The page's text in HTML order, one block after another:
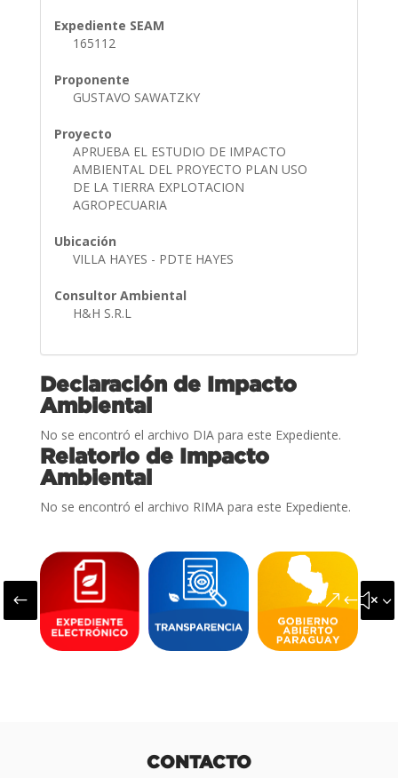
Expediente SEAM
165112
Proponente
GUSTAVO SAWATZKY
Proyecto
APRUEBA EL ESTUDIO DE IMPACTO
AMBIENTAL DEL PROYECTO PLAN USO
DE LA TIERRA EXPLOTACION
AGROPECUARIA
Ubicación
VILLA HAYES - PDTE HAYES
Consultor Ambiental
H&H S.R.L
Declaración de Impacto
Ambiental
No se encontró el archivo DIA para este Expediente.
Relatorio de Impacto
Ambiental
No se encontró el archivo RIMA para este Expediente.
#
CONTACTO